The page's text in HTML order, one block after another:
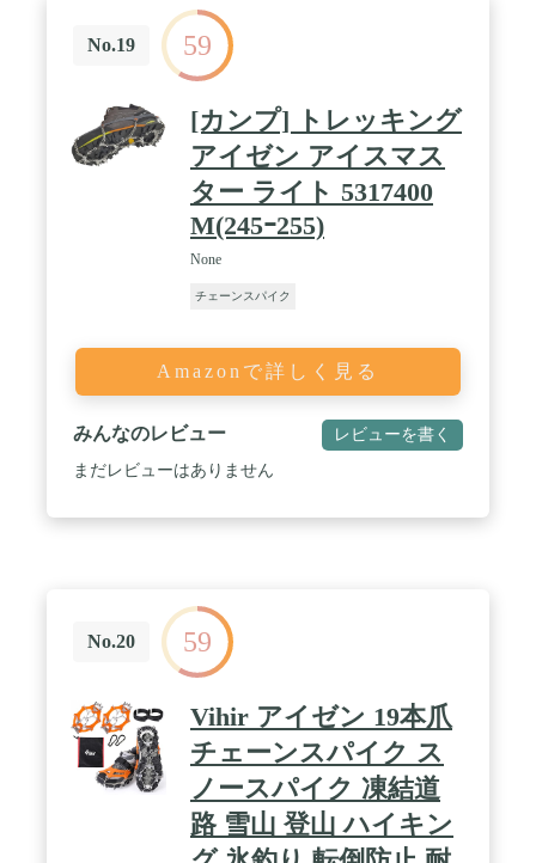
No.19 59
[カンプ] トレッキング
アイゼン アイスマス
ター ライト 5317400
M(245ｰ255)
None
チェーンスパイク
Amazonで詳しく見る
みんなのレビュー レビューを書く
まだレビューはありません
No.20 59
Vihir アイゼン 19本爪
チェーンスパイク ス
ノースパイク 凍結道
路 雪山 登山 ハイキン